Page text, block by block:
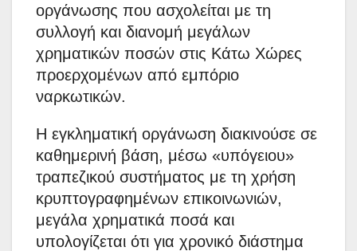
οργάνωσης που ασχολείται με τη
συλλογή και διανομή μεγάλων
χρηματικών ποσών στις Κάτω Χώρες
προερχομένων από εμπόριο
ναρκωτικών.
Η εγκληματική οργάνωση διακινούσε σε
καθημερινή βάση, μέσω «υπόγειου»
τραπεζικού συστήματος με τη χρήση
κρυπτογραφημένων επικοινωνιών,
μεγάλα χρηματικά ποσά και
υπολογίζεται ότι για χρονικό διάστημα